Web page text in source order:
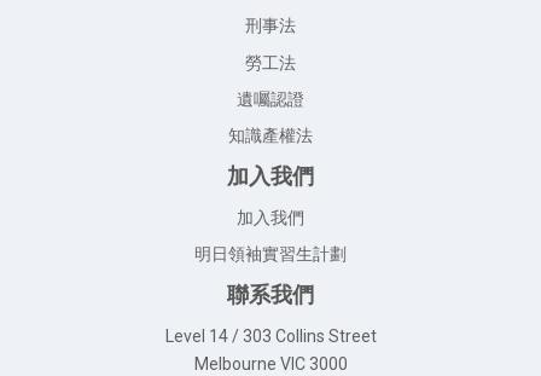
刑事法
勞工法
遺囑認證
知識產權法
加入我們
加入我們
明日領袖實習生計劃
聯系我們
Level 14 / 303 Collins Street
Melbourne VIC 3000